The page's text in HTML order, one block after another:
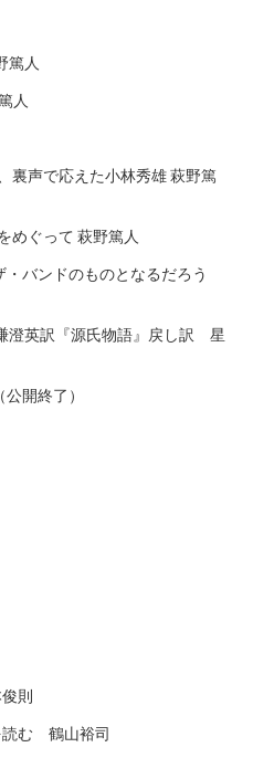
篤人
人
裏声で応えた小林秀雄 萩野篤
めぐって 萩野篤人
・バンドのものとなるだろう
英訳『源氏物語』戻し訳 星
開終了）
則
読む 鶴山裕司